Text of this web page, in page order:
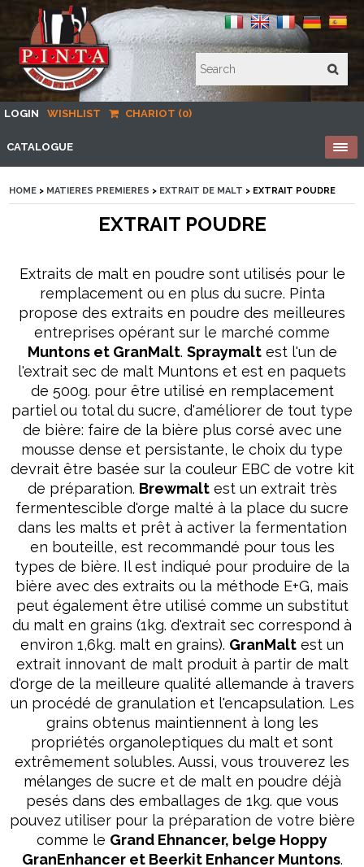
LOGIN WISHLIST CHARIOT (0)
CATALOGUE
HOME > MATIERES PREMIERES > EXTRAIT DE MALT > EXTRAIT POUDRE
EXTRAIT POUDRE
Extraits de malt en poudre sont utilisés pour le
remplacement ou en plus du sucre. Pinta
propose des extraits en poudre des meilleures
entreprises opérant sur le marché comme
Muntons et GranMalt. Spraymaltest l'un de
l'extrait sec de malt Muntons et est en paquets
de 500g. pour être utilisé en remplacement
partiel ou total du sucre, d'améliorer de tout type
de bière: faire de la bière plus corsé avec une
mousse dense et persistante, le choix du type
devrait être basée sur la couleur EBC de votre kit
de préparation. Brewmaltest un extrait très
fermentescible d'orge malté à la place du sucre
dans les malts et prêt à activer la fermentation
en bouteille, est recommandé pour tous les
types de bière. Il est indiqué pour produire de la
bière avec des extraits ou la méthode E+G, mais
peut également être utilisé comme un substitut
du malt en grains (1kg. d'extrait sec correspond à
environ 1,6kg. malt en grains). GranMalt est un
extrait innovant de malt produit à partir de malt
d'orge de la meilleure qualité allemande à travers
un procédé de granulation et l'encapsulation. Les
grains obtenus maintiennent à long les
propriétés organoleptiques du malt et sont
extrêmement solubles. Aussi, vous trouverez les
mélanges de sucre et de malt en poudre déjà
pesés dans des emballages de 1kg. que vous
pouvez utiliser pour la préparation de votre bière
comme le Grand Ehnancer, belge Hoppy
GranEnhancer et Beerkit Enhancer Muntons.